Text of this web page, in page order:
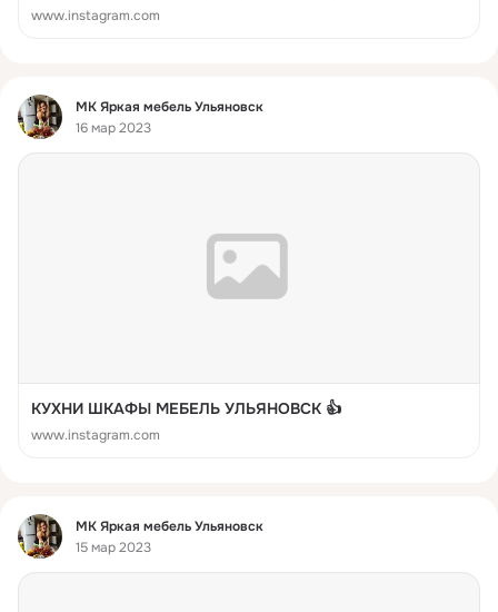
www.instagram.com
Фид
МК Яркая мебель Ульяновск
16 мар 2023
КУХНИ ШКАФЫ МЕБЕЛЬ УЛЬЯНОВСК 👍
www.instagram.com
Фид
МК Яркая мебель Ульяновск
15 мар 2023